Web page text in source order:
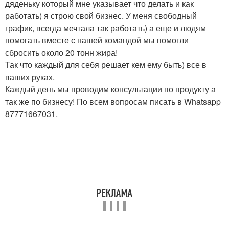
дяденьку который мне указывает что делать и как
работать) я строю свой бизнес. У меня свободный
график, всегда мечтала так работать) а еще и людям
помогать вместе с нашей командой мы помогли
сбросить около 20 тонн жира!
Так что каждый для себя решает кем ему быть) все в
ваших руках.
Каждый день мы проводим консультации по продукту а
так же по бизнесу! По всем вопросам писать в Whatsapp
87771667031.